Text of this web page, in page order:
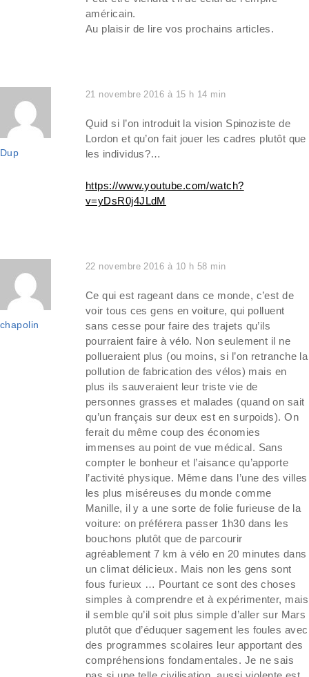
américain.
Au plaisir de lire vos prochains articles.
Dup
21 novembre 2016 à 15 h 14 min
Quid si l’on introduit la vision Spinoziste de
Lordon et qu’on fait jouer les cadres plutôt que
les individus?…
https://www.youtube.com/watch?
v=yDsR0j4JLdM
chapolin
22 novembre 2016 à 10 h 58 min
Ce qui est rageant dans ce monde, c’est de
voir tous ces gens en voiture, qui polluent
sans cesse pour faire des trajets qu’ils
pourraient faire à vélo. Non seulement il ne
pollueraient plus (ou moins, si l’on retranche la
pollution de fabrication des vélos) mais en
plus ils sauveraient leur triste vie de
personnes grasses et malades (quand on sait
qu’un français sur deux est en surpoids). On
ferait du même coup des économies
immenses au point de vue médical. Sans
compter le bonheur et l’aisance qu’apporte
l’activité physique. Même dans l’une des villes
les plus miséreuses du monde comme
Manille, il y a une sorte de folie furieuse de la
voiture: on préférera passer 1h30 dans les
bouchons plutôt que de parcourir
agréablement 7 km à vélo en 20 minutes dans
un climat délicieux. Mais non les gens sont
fous furieux … Pourtant ce sont des choses
simples à comprendre et à expérimenter, mais
il semble qu’il soit plus simple d’aller sur Mars
plutôt que d’éduquer sagement les foules avec
des programmes scolaires leur apportant des
compréhensions fondamentales. Je ne sais